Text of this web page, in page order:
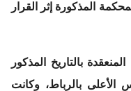
المذكورة إثر القرار
بالتاريخ المذكور
الأعلى بالرباط، وكانت